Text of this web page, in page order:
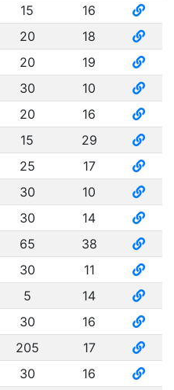
15
16
20
18
20
19
30
10
20
16
15
29
25
17
30
10
30
14
65
38
30
11
5
14
30
16
205
17
30
16